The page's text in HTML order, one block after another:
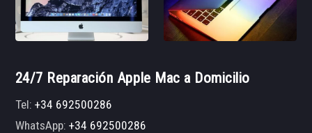
24/7 Reparación Apple Mac a Domicilio
Tel:+34 692500286
WhatsApp:+34 692500286